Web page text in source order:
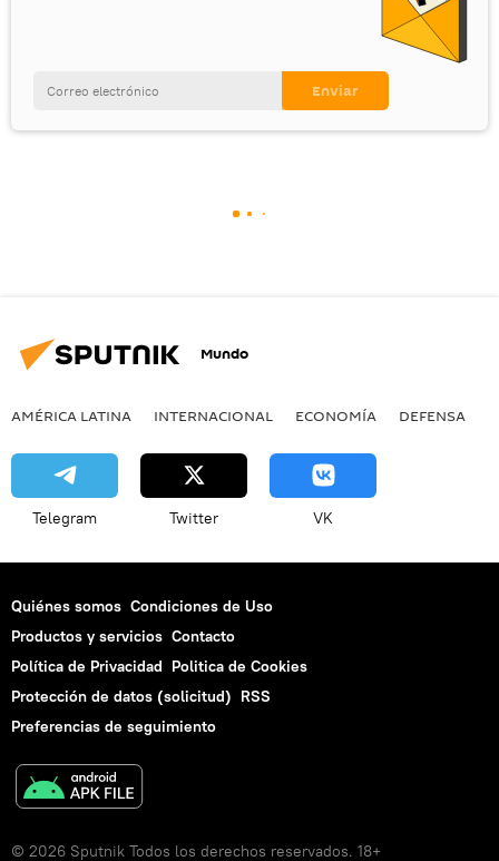
Mundo
AMÉRICA LATINA INTERNACIONAL ECONOMÍA DEFENSA
Telegram Twitter VK
Quiénes somos Condiciones de Uso
Productos y servicios Contacto
Política de Privacidad Politica de Cookies
Protección de datos (solicitud) RSS
Preferencias de seguimiento
© 2026 Sputnik Todos los derechos reservados. 18+